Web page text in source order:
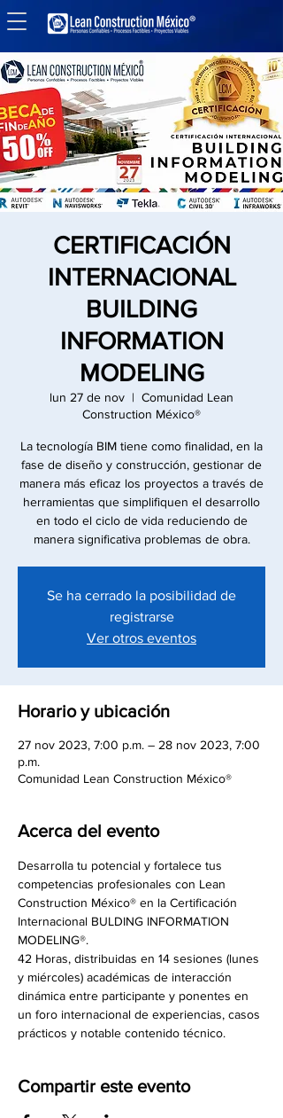
CERTIFICACIÓN
INTERNACIONAL
BUILDING
INFORMATION
MODELING
lun 27 de nov
  |
Comunidad Lean
Construction México®
La tecnología BIM tiene como finalidad, en la
fase de diseño y construcción, gestionar de
manera más eficaz los proyectos a través de
herramientas que simplifiquen el desarrollo
en todo el ciclo de vida reduciendo de
manera significativa problemas de obra.
Se ha cerrado la posibilidad de
registrarse
Ver otros eventos
Horario y ubicación
27 nov 2023, 7:00 p.m. – 28 nov 2023, 7:00
p.m.
Comunidad Lean Construction México®
Acerca del evento
Desarrolla tu potencial y fortalece tus
competencias profesionales con Lean
Construction México® en la Certificación
Internacional BULDING INFORMATION
MODELING®.
42 Horas, distribuidas en 14 sesiones (lunes
y miércoles) académicas de interacción
dinámica entre participante y ponentes en
un foro internacional de experiencias, casos
prácticos y notable contenido técnico.
Compartir este evento